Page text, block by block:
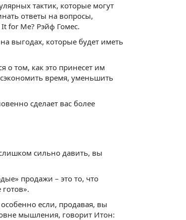
тактик, которые могут
ответы на вопросы,
for Me? Рэйф Гомес.
выгодах, которые будет иметь
о том, как это принесет им
время, уменьшить
сделает вас более
сильно давить, вы
продажи – это то, что
если, продавая, вы
мышления, говорит Итон: